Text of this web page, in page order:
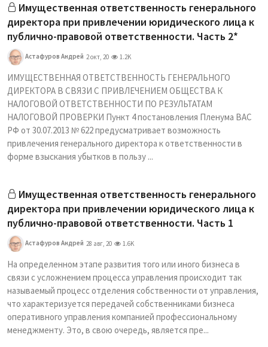
Имущественная ответственность генерального
директора при привлечении юридического лица к
публично-правовой ответственности. Часть 2*
Астафуров Андрей 2 окт, 20 1.2K
ИМУЩЕСТВЕННАЯ ОТВЕТСТВЕННОСТЬ ГЕНЕРАЛЬНОГО
ДИРЕКТОРА В СВЯЗИ С ПРИВЛЕЧЕНИЕМ ОБЩЕСТВА К
НАЛОГОВОЙ ОТВЕТСТВЕННОСТИ ПО РЕЗУЛЬТАТАМ
НАЛОГОВОЙ ПРОВЕРКИ Пункт 4 постановления Пленума ВАС
РФ от 30.07.2013 № 622 предусматривает возможность
привлечения генерального директора к ответственности в
форме взыскания убытков в пользу ...
Имущественная ответственность генерального
директора при привлечении юридического лица к
публично-правовой ответственности. Часть 1
Астафуров Андрей 28 авг, 20 1.6K
На определенном этапе развития того или иного бизнеса в
связи с усложнением процесса управления происходит так
называемый процесс отделения собственности от управления,
что характеризуется передачей собственниками бизнеса
оперативного управления компанией профессиональному
менеджменту. Это, в свою очередь, является пре...